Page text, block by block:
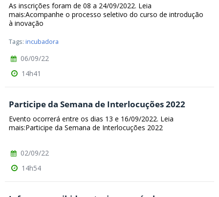
As inscrições foram de 08 a 24/09/2022. Leia
mais:Acompanhe o processo seletivo do curso de introdução
à inovação
Tags: incubadora
06/09/22
14h41
Participe da Semana de Interlocuções 2022
Evento ocorrerá entre os dias 13 e 16/09/2022. Leia
mais:Participe da Semana de Interlocuções 2022
02/09/22
14h54